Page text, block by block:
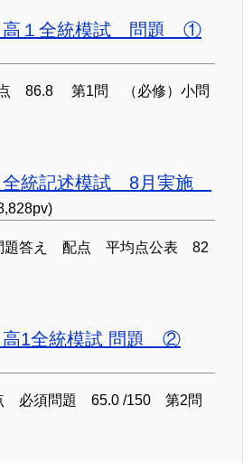
高１全統模試 問題 ①
86.8 第1問 （必修）小問
統記述模試 8月実施
題答え 配点 平均点公表 82
1全統模試 問題 ②
必須問題 65.0 /150 第2問